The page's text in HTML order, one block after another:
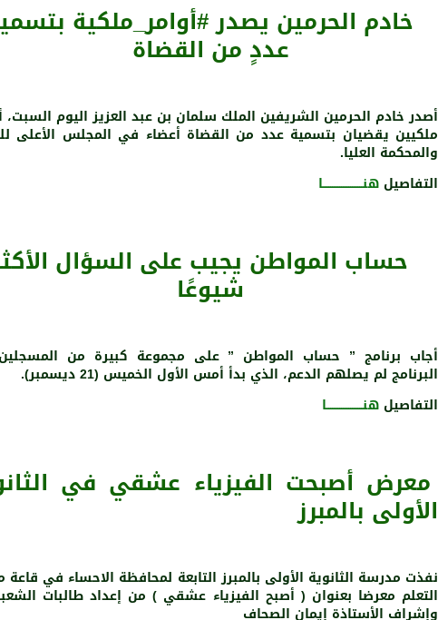
خادم الحرمين يصدر #أوامر_ملكية
عددٍ من القضاة
أصدر خادم الحرمين الشريفين الملك سلمان بن عبد العزيز اليوم السبت،
ملكيين يقضيان بتسمية عدد من القضاة أعضاء في المجلس الأعلى
والمحكمة العليا.
التفاصيل هنــــــــــــــــــــــا
حساب المواطن يجيب على السؤال
شيوعًا
أجاب برنامج ” حساب المواطن ” على مجموعة كبيرة من
البرنامج لم يصلهم الدعم، الذي بدأ أمس الأول الخميس (21 ديسمبر).
التفاصيل هنــــــــــــــــــــا
معرض أصبحت الفيزياء عشقي في
اﻷولى بالمبرز
نفذت مدرسة الثانوية اﻷولى بالمبرز التابعة لمحافظة الاحساء في قاعة
وإشراف اﻷستاذة إيمان الصحاف